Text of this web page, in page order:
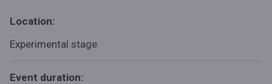
Location:
Experimental stage
Event duration: